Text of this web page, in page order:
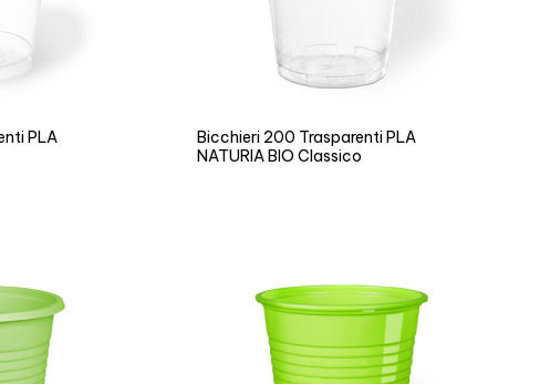
PLA
Bicchieri 200 Trasparenti PLA
NATURIA BIO Classico